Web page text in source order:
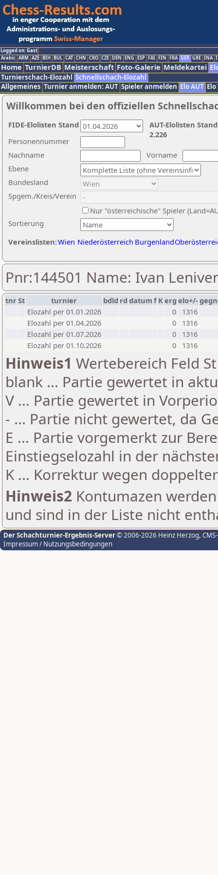
Logged on: Gast
Arabic ARM AZE BIH BUL CAT CHN CRO CZE DEN ENG ESP FAI FIN FRA GER GRE INA
Home TurnierDB Meisterschaft Foto-Galerie Meldekartei
Turnierschach-Elozahl Schnellschach-Elozahl
Allgemeines Turnier anmelden: AUT Spieler anmelden Elo AUT
Willkommen bei den offiziellen
Nachname
Vorname
Ebene
Sortierung
Personennummer
Bundesland
Spgem./Kreis/Verein
Nur "österreichische" Spieler
Vereinslisten:Wien Niederösterreich Burgenland
AUT-Elolisten
2.226
FIDE-Elolisten Stand
Pnr:144501 Name: Ivan
tnrSt turnier bdld rd datumf Kerg elo+/-
Elozahl per 01.01.2026
0
1316
Elozahl per 01.04.2026
0
1316
Elozahl per 01.07.2026
0
1316
Elozahl per 01.10.2026
0 1316
Hinweis1 Wertebereich Feld
blank ... Partie gewertet in
V ... Partie gewertet in
- ... Partie nicht gewertet, da
E ... Partie vorgemerkt zur
Einstiegselozahl in der
K ... Korrektur wegen
Hinweis2 Kontumazen
und sind in der Liste nicht
Der Schachturnier-Ergebnis-Server© 2006-2026 Heinz Herzog,
Impressum / Nutzungsbedingungen